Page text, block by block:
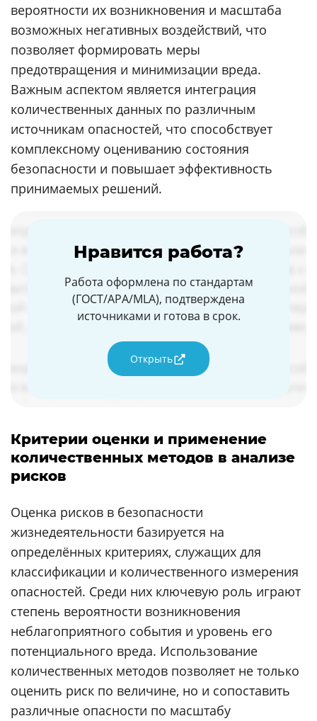
вероятности их возникновения и масштаба
возможных негативных воздействий, что
позволяет формировать меры
предотвращения и минимизации вреда.
Важным аспектом является интеграция
количественных данных по различным
источникам опасностей, что способствует
комплексному оцениванию состояния
безопасности и повышает эффективность
принимаемых решений.
Нравится работа?
Работа оформлена по стандартам
(ГОСТ/APA/MLA), подтверждена
источниками и готова в срок.
Открыть
Критерии оценки и применение
количественных методов в анализе
рисков
Оценка рисков в безопасности
жизнедеятельности базируется на
определённых критериях, служащих для
классификации и количественного измерения
опасностей. Среди них ключевую роль играют
степень вероятности возникновения
неблагоприятного события и уровень его
потенциального вреда. Использование
количественных методов позволяет не только
оценить риск по величине, но и сопоставить
различные опасности по масштабу